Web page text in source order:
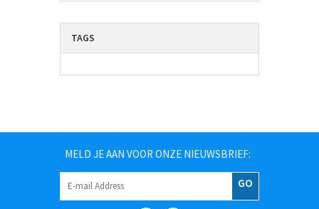
TAGS
MELD JE AAN VOOR ONZE NIEUWSBRIEF:
GO